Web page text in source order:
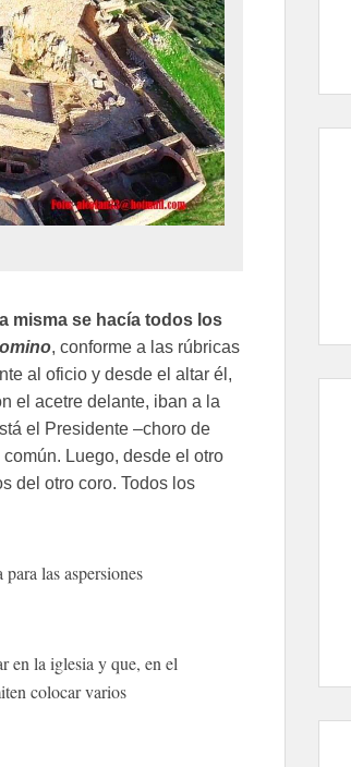
misma se hacía todos los
, conforme a las rúbricas
al oficio y desde el altar él,
el acetre delante, iban a la
el Presidente –choro de
Luego, desde el otro
del otro coro. Todos los
las aspersiones
en la iglesia y que, en el
colocar varios